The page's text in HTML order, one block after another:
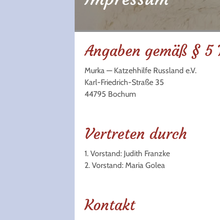
Angaben gemäß § 5
Murka — Katzehhilfe Russland e.V.
Karl-Friedrich-Straße 35
44795 Bochum
Vertreten durch
1. Vorstand: Judith Franzke
2. Vorstand: Maria Golea
Kontakt